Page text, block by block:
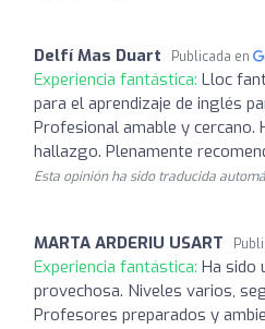
Delfí Mas Duart Publicada en
Experiencia fantástica: Lloc
para el aprendizaje de inglés
Profesional amable y cercano.
hallazgo. Plenamente
Esta opinión ha sido traducida
MARTA ARDERIU USART
Experiencia fantástica: Ha sido
provechosa. Niveles varios,
Profesores preparados y